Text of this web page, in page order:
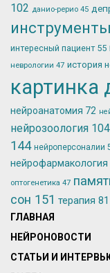
102 данио-рерио 45
интересный пациент 55
неврологии 47 история
картинка
нейроанатомия 72
нейрозоология 104
144 нейроперсоналии
нейрофармакология
оптогенетика 47
сон 151 терапия 81
ГЛАВНАЯ
НЕЙРОНОВОСТИ
СТАТЬИ И